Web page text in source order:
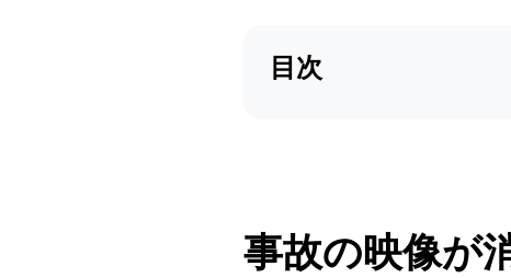
目次
事故の映像が